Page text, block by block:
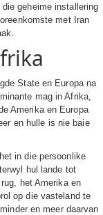
geheime installering
met Iran
State en Europa na
mag in Afrika,
Amerika en Europa
en hulle is nie baie
in die persoonlike
hul lande tot
het Amerika en
op die vasteland te
en meer daarvan